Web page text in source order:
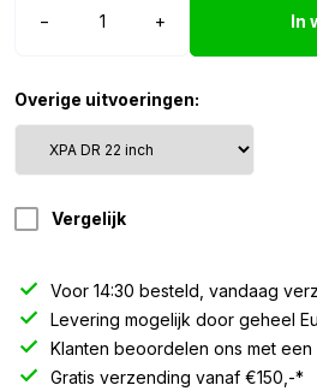
−
Siberia
-
aantal
+ In
Overige uitvoeringen:
Vergelijk
Voor 14:30 besteld, vandaag
Levering mogelijk door geheel
Klanten beoordelen ons met een
Gratis verzending vanaf €150,-*